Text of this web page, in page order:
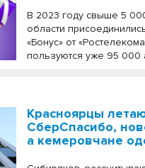
В 2023 году свыше 5
области
«Бонус» от
пользуются уже 95 000
Красноярцы
СберСпасибо,
а кемеровчане